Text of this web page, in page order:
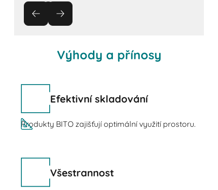
Výhody a přínosy
Efektivní skladování
Produkty BITO zajišťují optimální využití prostoru.
Všestrannost